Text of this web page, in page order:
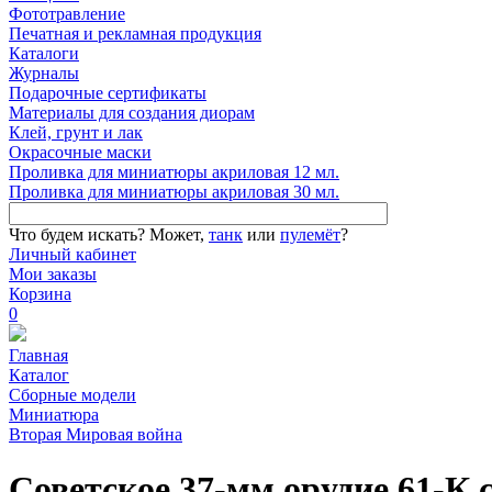
Фототравление
Печатная и рекламная продукция
Каталоги
Журналы
Подарочные сертификаты
Материалы для создания диорам
Клей, грунт и лак
Окрасочные маски
Проливка для миниатюры акриловая 12 мл.
Проливка для миниатюры акриловая 30 мл.
Что будем искать? Может, танк или пулемёт?
Личный кабинет
Мои заказы
Корзина
0
Главная
Каталог
Сборные модели
Миниатюра
Вторая Мировая война